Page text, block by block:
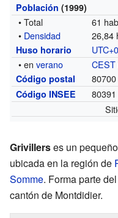
Población (1999)
• Total
61
• Densidad 26,84
Huso horario
• enverano CEST
Código postal 80700
Código INSEE
80391
Grivillerses un
ubicada en la región de
Somme. Forma parte
cantón de Montdidier.